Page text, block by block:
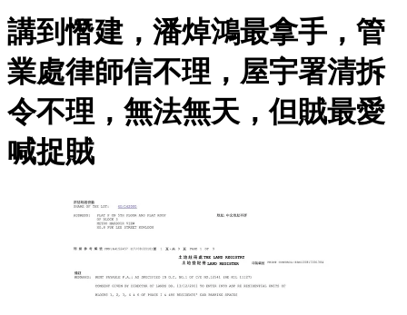
講到憯建，潘焯鴻最拿手，管
業處律師信不理，屋宇署清拆
令不理，無法無天，但賊最愛
喊捉賊